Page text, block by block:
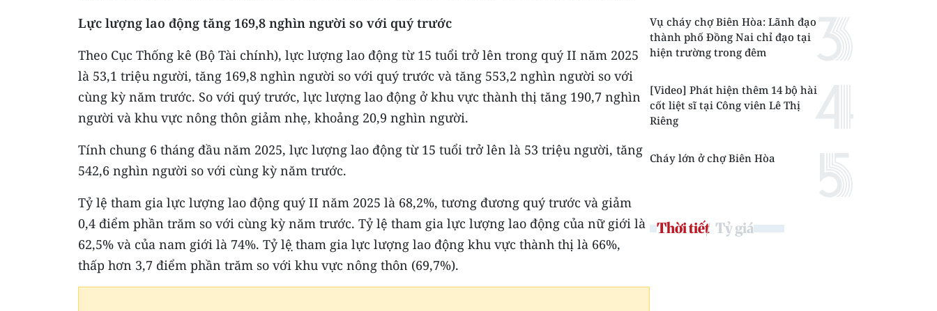
Lực lượng lao động tăng 169,8 nghìn người so với quý trước
Theo Cục Thống kê (Bộ Tài chính), lực lượng lao động từ 15 tuổi trở lên trong quý II năm 2025
là 53,1 triệu người, tăng 169,8 nghìn người so với quý trước và tăng 553,2 nghìn người so với
cùng kỳ năm trước. So với quý trước, lực lượng lao động ở khu vực thành thị tăng 190,7 nghìn
người và khu vực nông thôn giảm nhẹ, khoảng 20,9 nghìn người.
Tính chung 6 tháng đầu năm 2025, lực lượng lao động từ 15 tuổi trở lên là 53 triệu người, tăng
542,6 nghìn người so với cùng kỳ năm trước.
Tỷ lệ tham gia lực lượng lao động quý II năm 2025 là 68,2%, tương đương quý trước và giảm
0,4 điểm phần trăm so với cùng kỳ năm trước. Tỷ lệ tham gia lực lượng lao động của nữ giới là
62,5% và của nam giới là 74%. Tỷ lệ ̣tham gia lực lượng lao động khu vực thành thị là 66%,
thấp hơn 3,7 điểm phần trăm so với khu vực nông thôn (69,7%).
Vụ cháy chợ Biên Hòa: Lãnh đạo
thành phố Đồng Nai chỉ đạo tại
hiện trường trong đêm
[Video] Phát hiện thêm 14 bộ hài
cốt liệt sĩ tại Công viên Lê Thị
Riêng
Cháy lớn ở chợ Biên Hòa
Thời tiết Tỷ giá